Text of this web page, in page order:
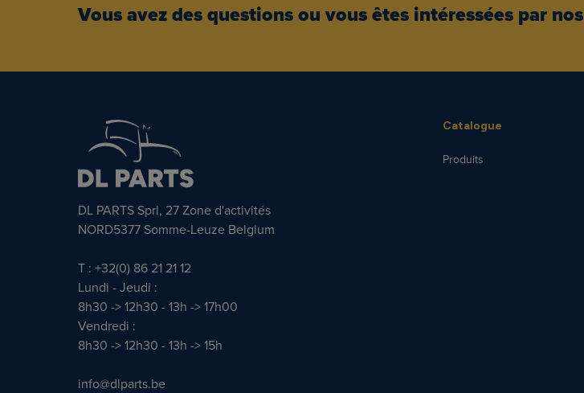
Vous avez des questions ou vous êtes intéressées par
DL PARTS Sprl, 27 Zone d'activités
NORD5377 Somme-Leuze Belgium
T : +32(0) 86 21 21 12
Lundi - Jeudi :
8h30 -> 12h30 - 13h -> 17h00
Vendredi :
8h30 -> 12h30 - 13h -> 15h
info@dlparts.be
Catalogue
Produits